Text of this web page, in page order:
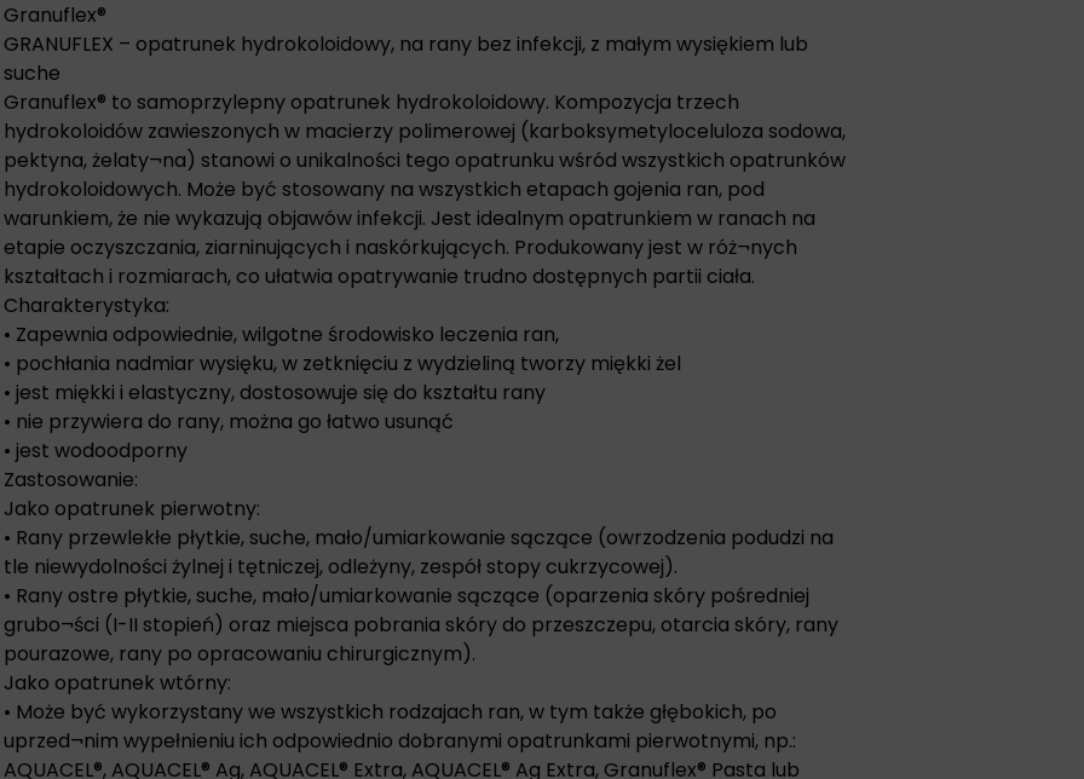
Granuflex®
GRANUFLEX – opatrunek hydrokoloidowy, na rany bez infekcji, z małym wysiękiem lub
suche
Granuflex® to samoprzylepny opatrunek hydrokoloidowy. Kompozycja trzech
hydrokoloidów zawieszonych w macierzy polimerowej (karboksymetyloceluloza sodowa,
pektyna, żelaty¬na) stanowi o unikalności tego opatrunku wśród wszystkich opatrunków
hydrokoloidowych. Może być stosowany na wszystkich etapach gojenia ran, pod
warunkiem, że nie wykazują objawów infekcji. Jest idealnym opatrunkiem w ranach na
etapie oczyszczania, ziarninujących i naskórkujących. Produkowany jest w róż¬nych
kształtach i rozmiarach, co ułatwia opatrywanie trudno dostępnych partii ciała.
Charakterystyka:
• Zapewnia odpowiednie, wilgotne środowisko leczenia ran,
• pochłania nadmiar wysięku, w zetknięciu z wydzieliną tworzy miękki żel
• jest miękki i elastyczny, dostosowuje się do kształtu rany
• nie przywiera do rany, można go łatwo usunąć
• jest wodoodporny
Zastosowanie:
Jako opatrunek pierwotny:
• Rany przewlekłe płytkie, suche, mało/umiarkowanie sączące (owrzodzenia podudzi na
tle niewydolności żylnej i tętniczej, odleżyny, zespół stopy cukrzycowej).
• Rany ostre płytkie, suche, mało/umiarkowanie sączące (oparzenia skóry pośredniej
grubo¬ści (I-II stopień) oraz miejsca pobrania skóry do przeszczepu, otarcia skóry, rany
pourazowe, rany po opracowaniu chirurgicznym).
Jako opatrunek wtórny:
• Może być wykorzystany we wszystkich rodzajach ran, w tym także głębokich, po
uprzed¬nim wypełnieniu ich odpowiednio dobranymi opatrunkami pierwotnymi, np.:
AQUACEL®, AQUACEL® Ag, AQUACEL® Extra, AQUACEL® Ag Extra, Granuflex® Pasta lub